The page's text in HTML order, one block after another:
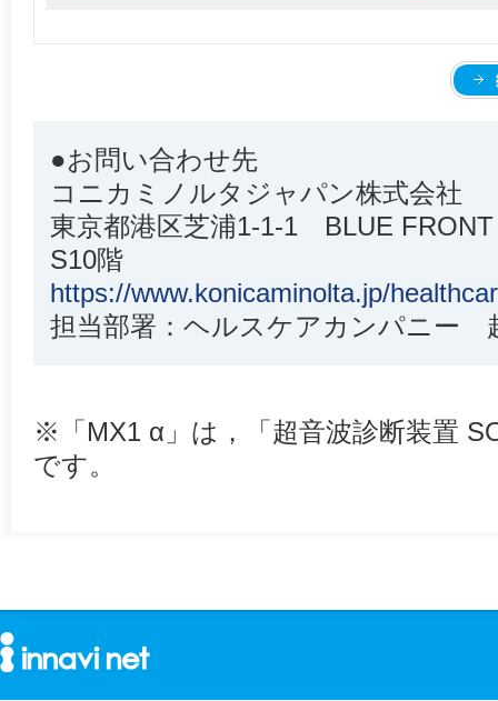
●お問い合わせ先
コニカミノルタジャパン株式会社
東京都港区芝浦1-1-1 BLUE
S10階
https://www.konicaminolta.jp/
担当部署：ヘルスケアカンパニー
※「MX1 α」は，「超音波診断装置
です。